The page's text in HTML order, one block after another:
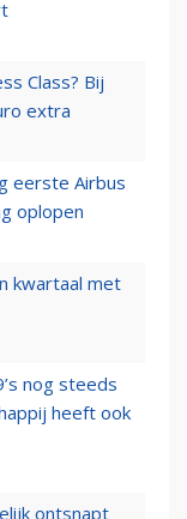
Class? Bij
extra
eerste Airbus
oplopen
kwartaal met
nog steeds
heeft ook
ontsnapt